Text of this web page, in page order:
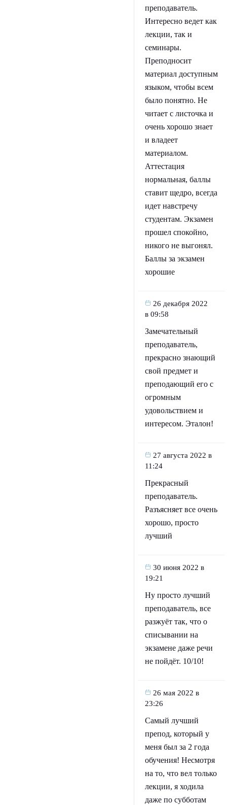
преподаватель.
Интересно ведет как
лекции, так и
семинары.
Преподносит
материал доступным
языком, чтобы всем
было понятно. Не
читает с листочка и
очень хорошо знает
и владеет
материалом.
Аттестация
нормальная, баллы
ставит щедро, всегда
идет навстречу
студентам. Экзамен
прошел спокойно,
никого не выгонял.
Баллы за экзамен
хорошие
26 декабря 2022
в 09:58
Замечательный
преподаватель,
прекрасно знающий
свой предмет и
преподающий его с
огромным
удовольствием и
интересом. Эталон!
27 августа 2022 в
11:24
Прекрасный
преподаватель.
Разъясняет все очень
хорошо, просто
лучший
30 июня 2022 в
19:21
Ну просто лучший
преподаватель, все
разжуёт так, что о
списывании на
экзамене даже речи
не пойдёт. 10/10!
26 мая 2022 в
23:26
Самый лучший
препод, который у
меня был за 2 года
обучения! Несмотря
на то, что вел только
лекции, я ходила
даже по субботам